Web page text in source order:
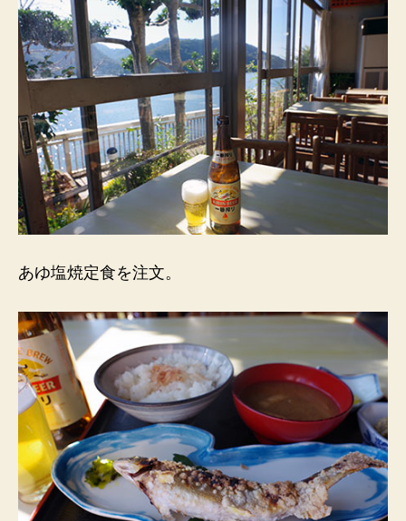
あゆ塩焼定食を注文。